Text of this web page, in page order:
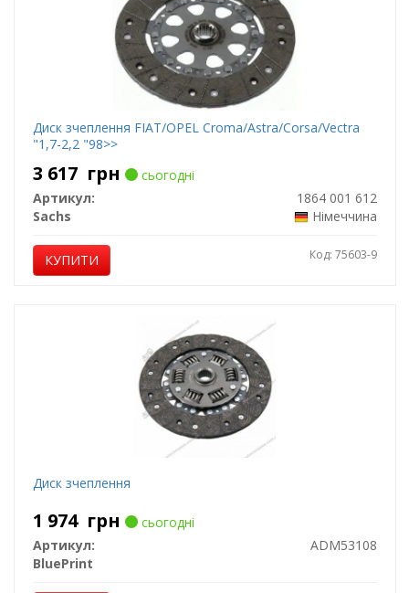
Диск зчеплення FIAT/OPEL Croma/Astra/Corsa/Vectra
"1,7-2,2 "98>>
3 617 грн
сьогодні
Артикул:
1864 001 612
Sachs
Німеччина
КУПИТИ Код: 75603-9
Диск зчеплення
1 974 грн
сьогодні
Артикул:
ADM53108
BluePrint